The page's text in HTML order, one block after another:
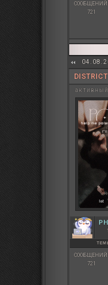
СООБЩЕНИЙ:
721
активный
СООБЩЕНИЙ:
721